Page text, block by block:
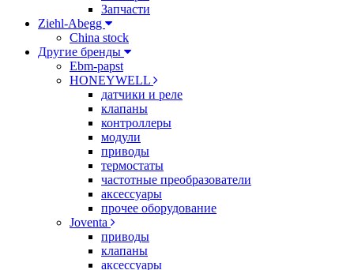
Запчасти
Ziehl-Abegg
China stock
Другие бренды
Ebm-papst
HONEYWELL
датчики и реле
клапаны
контроллеры
модули
приводы
термостаты
частотные преобразователи
аксессуары
прочее оборудование
Joventa
приводы
клапаны
аксессуары